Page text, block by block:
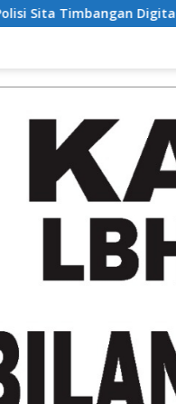
dan Puluhan Plastik Klip